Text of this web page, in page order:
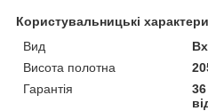
Користувальницькі
Вид
Висота полотна
Гарантія
36